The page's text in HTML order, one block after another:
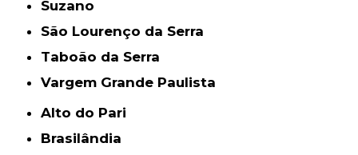
Suzano
São Lourenço da Serra
Taboão da Serra
Vargem Grande Paulista
Alto do Pari
Brasilândia